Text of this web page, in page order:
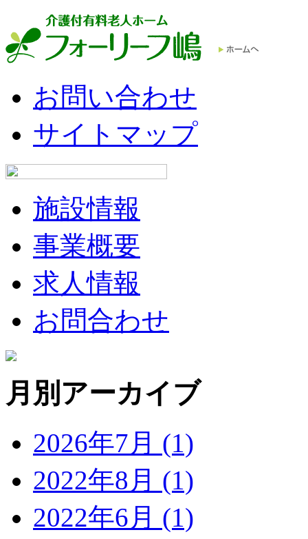
お問い合わせ
サイトマップ
施設情報
事業概要
求人情報
お問合わせ
月別アーカイブ
2026年7月 (1)
2022年8月 (1)
2022年6月 (1)